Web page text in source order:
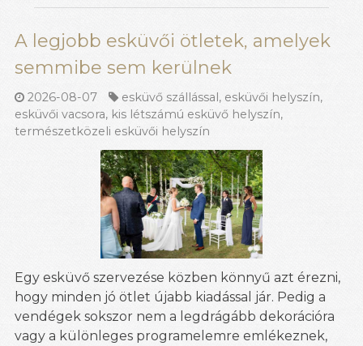
A legjobb esküvői ötletek, amelyek
semmibe sem kerülnek
2026-08-07 esküvő szállással , esküvői helyszín,
esküvői vacsora, kis létszámú esküvő helyszín,
természetközeli esküvői helyszín
Egy esküvő szervezése közben könnyű azt érezni,
hogy minden jó ötlet újabb kiadással jár. Pedig a
vendégek sokszor nem a legdrágább dekorációra
vagy a különleges programelemre emlékeznek,